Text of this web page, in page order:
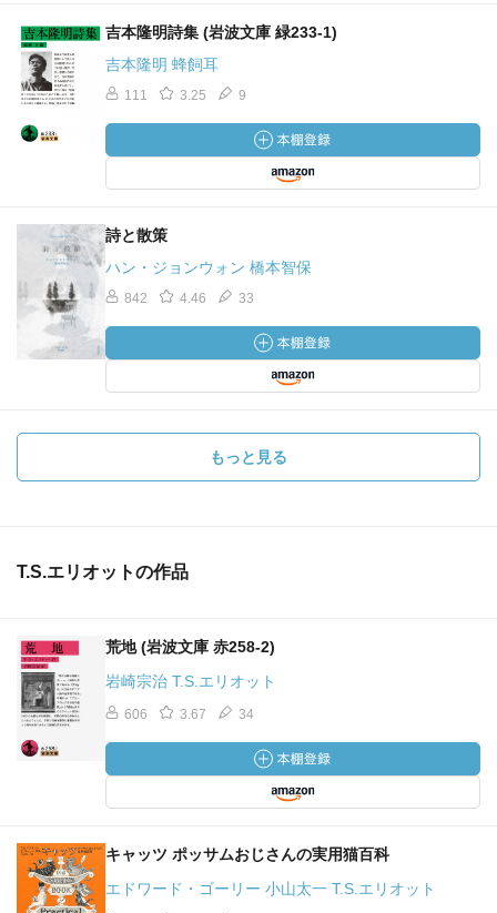
吉本隆明詩集 (岩波文庫 緑233-1)
吉本隆明 蜂飼耳
111 3.25 9
詩と散策
ハン・ジョンウォン 橋本智保
842 4.46 33
もっと見る
T.S.エリオットの作品
荒地 (岩波文庫 赤258-2)
岩崎宗治 T.S.エリオット
606 3.67 34
キャッツ ポッサムおじさんの実用猫百科
エドワード・ゴーリー 小山太一 T.S.エリオット